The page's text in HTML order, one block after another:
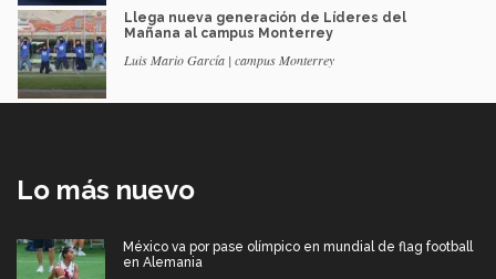
Llega nueva generación de Líderes del
Mañana al campus Monterrey
Luis Mario García | campus Monterrey
Lo más nuevo
México va por pase olímpico en mundial de flag football
en Alemania